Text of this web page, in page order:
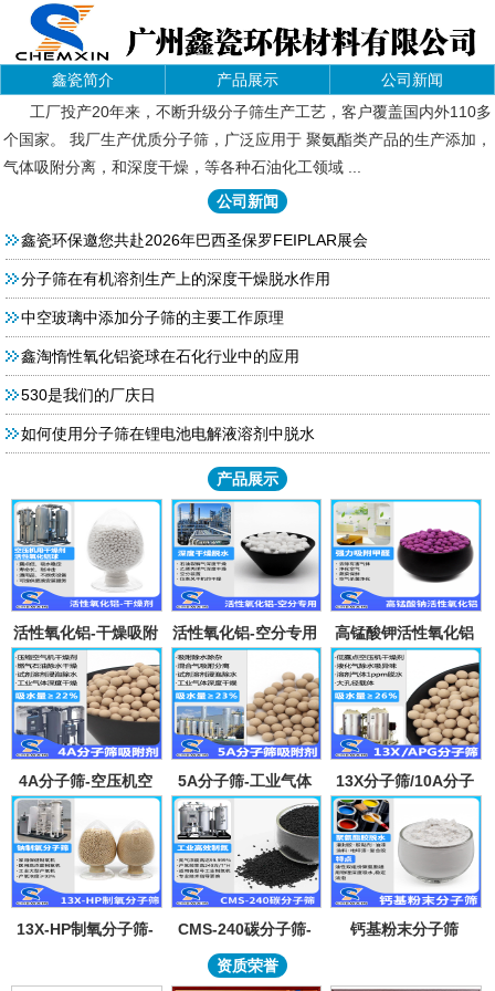
鑫瓷简介 产品展示
公司新闻
工厂投产20年来，不断升级分子筛生产工艺，客户覆盖国内外110多
个国家。 我厂生产优质分子筛，广泛应用于 聚氨酯类产品的生产添加，
气体吸附分离，和深度干燥，等各种石油化工领域 ...
公司新闻
鑫瓷环保邀您共赴2026年巴西圣保罗FEIPLAR展会
分子筛在有机溶剂生产上的深度干燥脱水作用
中空玻璃中添加分子筛的主要工作原理
鑫淘惰性氧化铝瓷球在石化行业中的应用
530是我们的厂庆日
如何使用分子筛在锂电池电解液溶剂中脱水
产品展示
活性氧化铝-干燥吸附
活性氧化铝-空分专用
吸附剂
高锰酸钾活性氧化铝
4A分子筛-空压机空
气气体吸水干燥颗粒-
溶剂试剂深度除水分
子筛吸附球
5A分子筛-工业气体
吸附纯化-溶剂深度除
水-混合气吸附分离
13X分子筛/10A分子
筛-lpglng燃气干燥除
异味除杂-空气低露点
干燥
13X-HP制氧分子筛-
筛95氧浓度-制氧钠分
CMS-240碳分子筛-
工业制氮机吸附剂炭
分子筛-99.999%浓度
钙基粉末分子筛
资质荣誉